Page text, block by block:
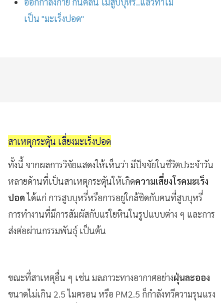
เป็น "มะเร็งปอด"
สาเหตุกระตุ้น เสี่ยงมะเร็งปอด
ทั้งนี้ จากผลการวิจัยแสดงให้เห็นว่า มีปัจจัยในชีวิตประจำวัน
หลายด้านที่เป็นสาเหตุกระตุ้นให้เกิดความเสี่ยงโรคมะเร็ง
ปอดได้แก่ การสูบบุหรี่หรือการอยู่ใกล้ชิดกับคนที่สูบบุหรี่
การทำงานที่มีการสัมผัสกับแร่ใยหินในรูปแบบต่าง ๆ และการ
ส่งต่อผ่านกรรมพันธุ์ เป็นต้น
ขณะที่สาเหตุอื่น ๆ เช่น มลภาวะทางอากาศอย่างฝุ่นละออง
ขนาดไม่เกิน 2.5 ไมครอน หรือ PM2.5 ก็กำลังทวีความรุนแรง